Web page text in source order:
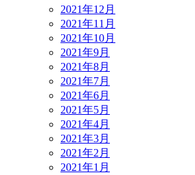
2021年12月
2021年11月
2021年10月
2021年9月
2021年8月
2021年7月
2021年6月
2021年5月
2021年4月
2021年3月
2021年2月
2021年1月